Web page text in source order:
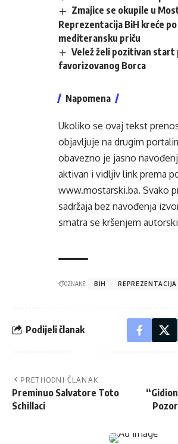
Zmajice se okupile u
Reprezentacija BiH kreće
mediteransku priču
Velež želi pozitivan
favorizovanog Borca
Napomena
Ukoliko se ovaj tekst
objavljuje na drugim
obavezno je jasno
aktivan i vidljiv link prema
www.mostarski.ba. Svako
sadržaja bez navođenja
smatra se kršenjem
OZNAKE: BIH REPREZENTACIJA
Podijeli članak
PRETHODNI ČLANAK
Preminuo Salvatore Toto
Schillaci